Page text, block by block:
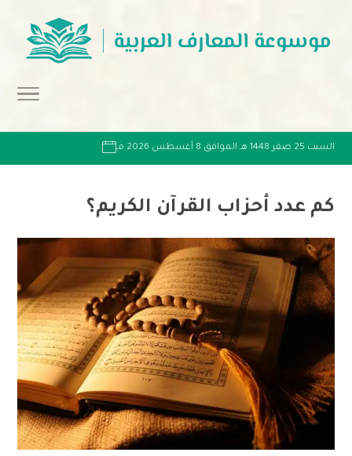
السبت 25 صفر 1448 هـ الموافق 8 أغسطس 2026 مـ
كم عدد أحزاب القرآن الكريم؟